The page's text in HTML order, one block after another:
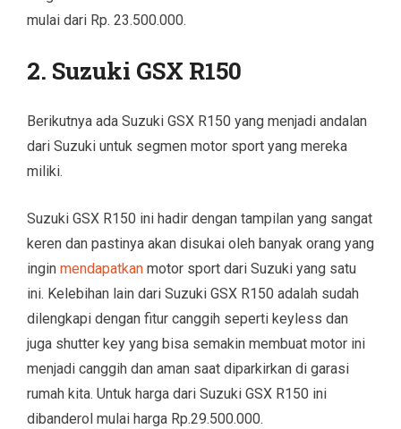
mulai dari Rp. 23.500.000.
2. Suzuki GSX R150
Berikutnya ada Suzuki GSX R150 yang menjadi andalan
dari Suzuki untuk segmen motor sport yang mereka
miliki.
Suzuki GSX R150 ini hadir dengan tampilan yang sangat
keren dan pastinya akan disukai oleh banyak orang yang
ingin mendapatkan motor sport dari Suzuki yang satu
ini. Kelebihan lain dari Suzuki GSX R150 adalah sudah
dilengkapi dengan fitur canggih seperti keyless dan
juga shutter key yang bisa semakin membuat motor ini
menjadi canggih dan aman saat diparkirkan di garasi
rumah kita. Untuk harga dari Suzuki GSX R150 ini
dibanderol mulai harga Rp.29.500.000.